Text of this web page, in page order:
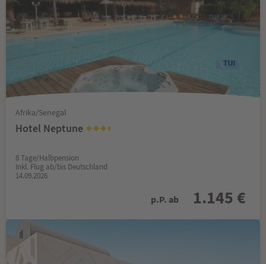
Afrika/Senegal
Hotel Neptune
8 Tage/Halbpension
Inkl. Flug ab/bis Deutschland
14.09.2026
p.P. ab 1.145 €